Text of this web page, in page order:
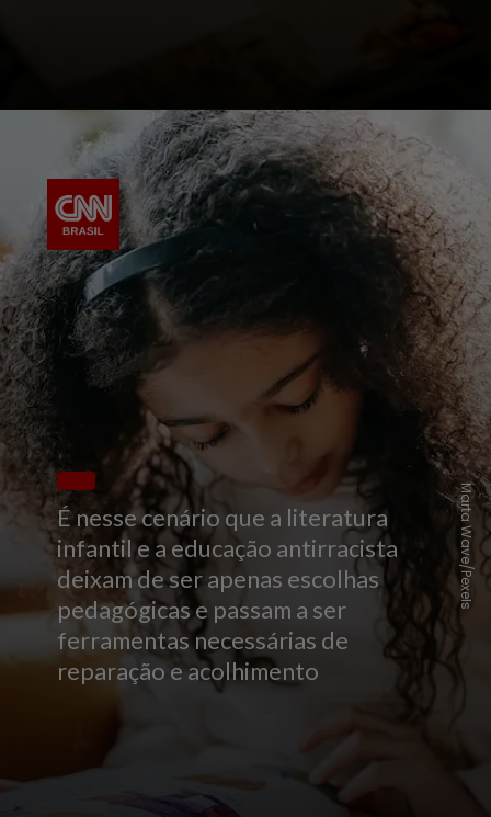
É nesse cenário que a literatura
infantil e a educação antirracista
deixam de ser apenas escolhas
pedagógicas e passam a ser
ferramentas necessárias de
reparação e acolhimento
Marta Wave/Pexels